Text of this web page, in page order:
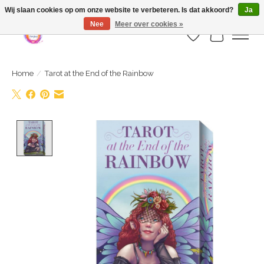
Webshop is geopend maar nog onder constructie | let op: Verzenden vanaf 29
juli
Verlanglijst
Home / Tarot at the End of the Rainbow
Product image slideshow Items
Wij slaan cookies op om onze website te verbeteren. Is dat akkoord?
Ja
Nee
Meer over cookies »